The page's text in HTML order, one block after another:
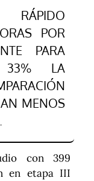
POR
PARA
33% LA
MENOS
con 399
en etapa III